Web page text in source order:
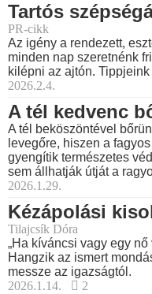
Tartós
PR-cikk
Az igény a rendezett,
minden nap szeretnénk
kilépni az ajtón.
2026.2.4.
A tél kedvenc
A tél beköszöntével
levegőre, hiszen a
gyengítik természetes
sem állhatják útját a
2026.1.29.
Kézápolási
Tilajcsík Dóra
„Ha kíváncsi vagy egy
Hangzik az ismert
messze az igazságtól.
2026.1.14.
2